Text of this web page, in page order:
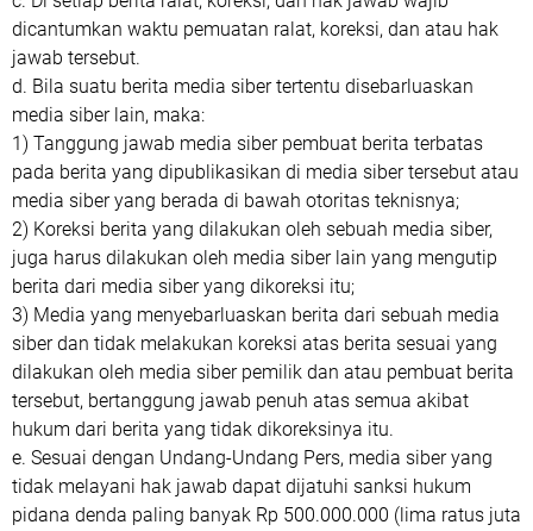
dicantumkan waktu pemuatan ralat, koreksi, dan atau hak
jawab tersebut.
d. Bila suatu berita media siber tertentu disebarluaskan
media siber lain, maka:
1) Tanggung jawab media siber pembuat berita terbatas
pada berita yang dipublikasikan di media siber tersebut atau
media siber yang berada di bawah otoritas teknisnya;
2) Koreksi berita yang dilakukan oleh sebuah media siber,
juga harus dilakukan oleh media siber lain yang mengutip
berita dari media siber yang dikoreksi itu;
3) Media yang menyebarluaskan berita dari sebuah media
siber dan tidak melakukan koreksi atas berita sesuai yang
dilakukan oleh media siber pemilik dan atau pembuat berita
tersebut, bertanggung jawab penuh atas semua akibat
hukum dari berita yang tidak dikoreksinya itu.
e. Sesuai dengan Undang-Undang Pers, media siber yang
tidak melayani hak jawab dapat dijatuhi sanksi hukum
pidana denda paling banyak Rp 500.000.000 (lima ratus juta